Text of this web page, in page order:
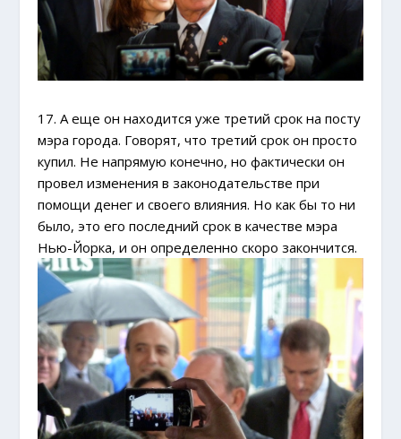
17. А еще он находится уже третий срок на посту
мэра города. Говорят, что третий срок он просто
купил. Не напрямую конечно, но фактически он
провел изменения в законодательстве при
помощи денег и своего влияния. Но как бы то ни
было, это его последний срок в качестве мэра
Нью-Йорка, и он определенно скоро закончится.